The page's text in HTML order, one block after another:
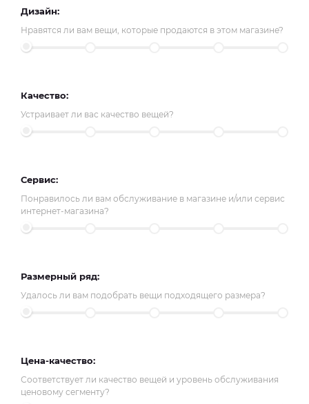
Дизайн:
Нравятся ли вам вещи, которые продаются в этом магазине?
Качество:
Устраивает ли вас качество вещей?
Сервис:
Понравилось ли вам обслуживание в магазине и/или сервис
интернет-магазина?
Размерный ряд:
Удалось ли вам подобрать вещи подходящего размера?
Цена-качество:
Соответствует ли качество вещей и уровень обслуживания
ценовому сегменту?